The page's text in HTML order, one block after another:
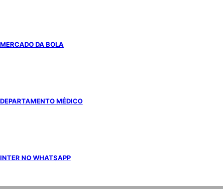
MERCADO DA BOLA
DEPARTAMENTO MÉDICO
INTER NO WHATSAPP